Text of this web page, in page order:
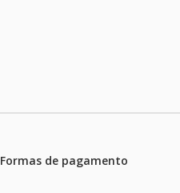
Formas de pagamento